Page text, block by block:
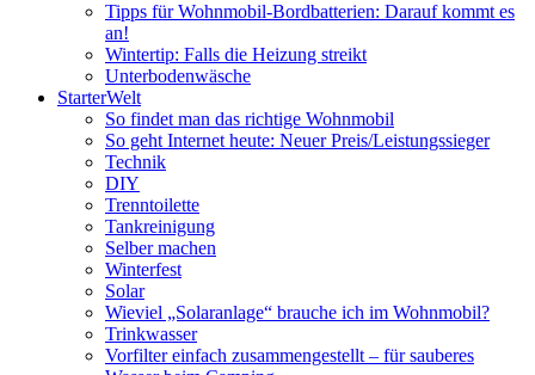
Tipps für Wohnmobil-Bordbatterien: Darauf kommt es
an!
Wintertip: Falls die Heizung streikt
Unterbodenwäsche
StarterWelt
So findet man das richtige Wohnmobil
So geht Internet heute: Neuer Preis/Leistungssieger
Technik
DIY
Trenntoilette
Tankreinigung
Selber machen
Winterfest
Solar
Wieviel „Solaranlage“ brauche ich im Wohnmobil?
Trinkwasser
Vorfilter einfach zusammengestellt – für sauberes